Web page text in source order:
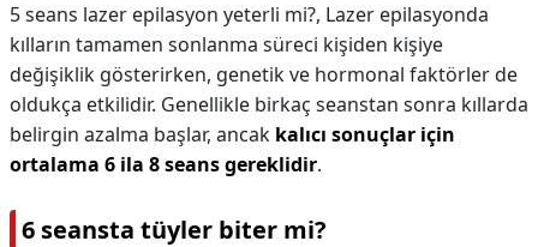
5 seans lazer epilasyon yeterli mi?, Lazer epilasyonda
kılların tamamen sonlanma süreci kişiden kişiye
değişiklik gösterirken, genetik ve hormonal faktörler de
oldukça etkilidir. Genellikle birkaç seanstan sonra kıllarda
belirgin azalma başlar, ancak kalıcı sonuçlar için
ortalama 6 ila 8 seans gereklidir.
6 seansta tüyler biter mi?